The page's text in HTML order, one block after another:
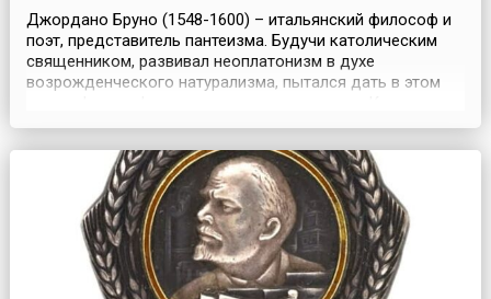
Джордано Бруно (1548-1600) – итальянский философ и
поэт, представитель пантеизма. Будучи католическим
священником, развивал неоплатонизм в духе
возрожденческого натурализма, пытался дать в этом
Обвиненный в ереси в 1576 году, Бруно бежал сначала в
город, занимался чтением лекций и сочинением...